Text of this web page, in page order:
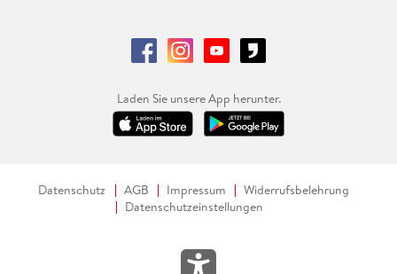
Laden Sie unsere App herunter.
Datenschutz AGB Impressum
Widerrufsbelehrung
Datenschutzeinstellungen